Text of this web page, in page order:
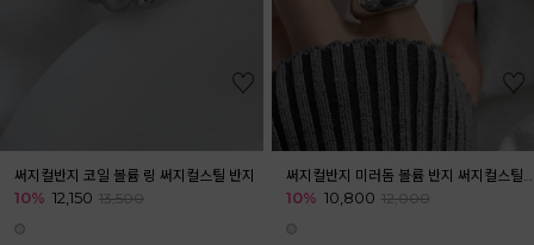
써지컬반지 코일 볼륨 링 써지컬스틸 반지
10% 12,150 13,500
써지컬반지 미러돔 볼륨 반지 써지컬스틸 반지
10% 10,800 12,000